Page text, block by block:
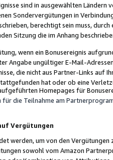
sind in ausgewählten Ländern
Sondervergütungen in
berechtigt sein muss,
Sitzung die im Anhang
wenn ein Bonusereignis
Angabe ungültiger E-Mail-
die nicht aus Partner-Links auf
hat oder ob eine
Homepages für
für die Teilnahme am
Vergütungen
werden, um von den
sowohl vom Amazon